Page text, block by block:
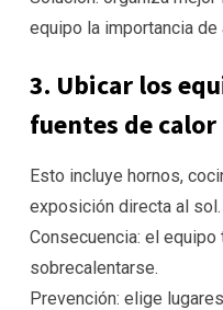
equipo la importancia
3. Ubicar los
fuentes de calor
Esto incluye hornos,
exposición directa al sol.
Consecuencia: el
sobrecalentarse.
Prevención: elige